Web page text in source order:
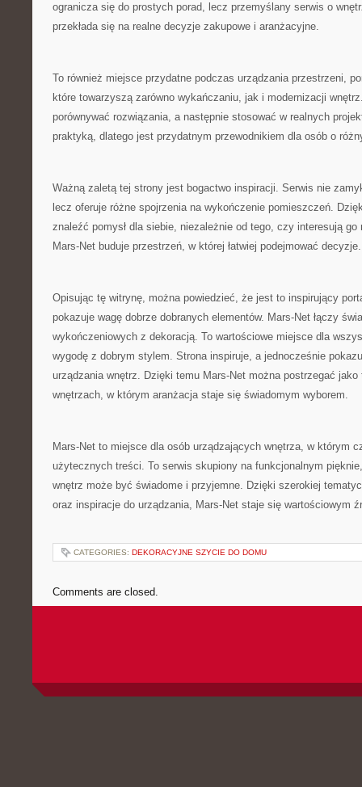
ogranicza się do prostych porad, lecz przemyślany serwis o
przekłada się na realne decyzje zakupowe i aranżacyjne.
To również miejsce przydatne podczas urządzania przestrzeni,
które towarzyszą zarówno wykańczaniu, jak i modernizacji
porównywać rozwiązania, a następnie stosować w realnych
praktyką, dlatego jest przydatnym przewodnikiem dla osób o
Ważną zaletą tej strony jest bogactwo inspiracji. Serwis nie
lecz oferuje różne spojrzenia na wykończenie pomieszczeń.
znaleźć pomysł dla siebie, niezależnie od tego, czy interesują go
Mars-Net buduje przestrzeń, w której łatwiej podejmować decyzje.
Opisując tę witrynę, można powiedzieć, że jest to inspirujący
pokazuje wagę dobrze dobranych elementów. Mars-Net łączy
wykończeniowych z dekoracją. To wartościowe miejsce dla
wygodę z dobrym stylem. Strona inspiruje, a jednocześnie
urządzania wnętrz. Dzięki temu Mars-Net można postrzegać
wnętrzach, w którym aranżacja staje się świadomym wyborem.
Mars-Net to miejsce dla osób urządzających wnętrza, w którym
użytecznych treści. To serwis skupiony na funkcjonalnym
wnętrz może być świadome i przyjemne. Dzięki szerokiej
oraz inspiracje do urządzania, Mars-Net staje się wartościowym
CATEGORIES: DEKORACYJNE SZYCIE DO DOMU
Comments are closed.